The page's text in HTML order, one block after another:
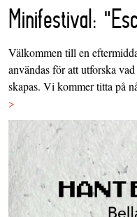
Minifestival:
Välkommen till en
användas för att utforska
skapas. Vi kommer titta på
>